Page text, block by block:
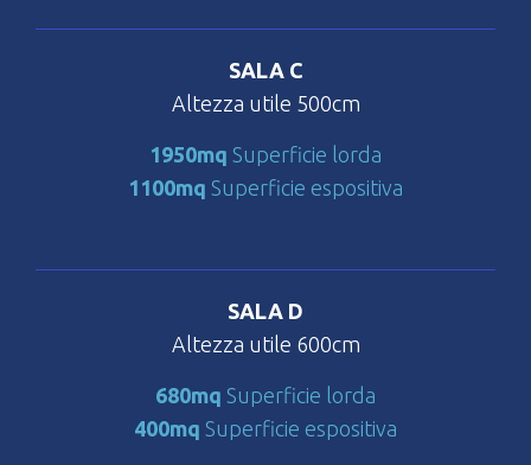
SALA C
Altezza utile 500cm
1950mq Superficie lorda
1100mq Superficie espositiva
SALA D
Altezza utile 600cm
680mq Superficie lorda
400mq Superficie espositiva